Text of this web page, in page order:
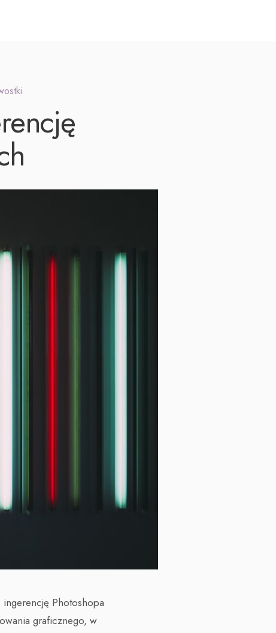
Photoshopa
graficznego, w